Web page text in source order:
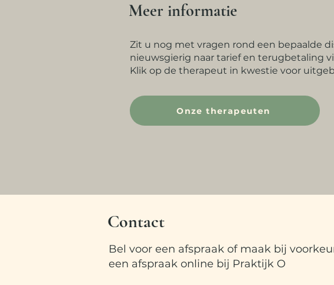
Meer informatie
Zit u nog met vragen rond een bepaalde
nieuwsgierig naar tarief en terugbetaling
Klik op de therapeut in kwestie voor
Onze therapeuten
Contact
Bel voor een afspraak of maak bij
een afspraak online bij Praktijk O​